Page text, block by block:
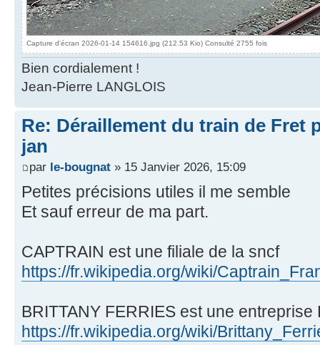
Capture d'écran 2026-01-14 154616.jpg (212.53 Kio) Consulté 2755 fois
Bien cordialement !
Jean-Pierre LANGLOIS
Re: Déraillement du train de Fret
jan
par le-bougnat » 15 Janvier 2026, 15:09
Petites précisions utiles il me semble
Et sauf erreur de ma part.
CAPTRAIN est une filiale de la sncf
https://fr.wikipedia.org/wiki/
BRITTANY FERRIES est une entreprise
https://fr.wikipedia.org/wiki/